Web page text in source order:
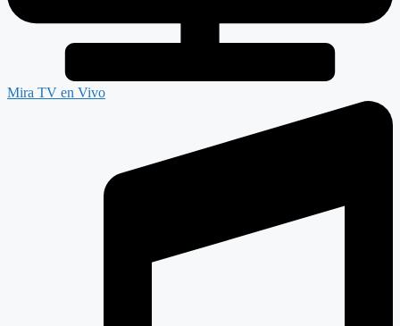
Mira TV en Vivo